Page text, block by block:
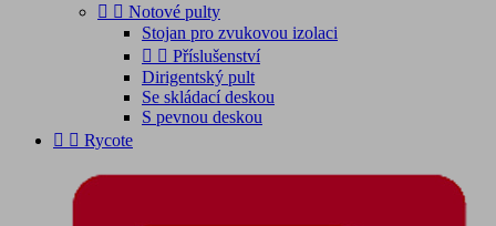
  Notové pulty
Stojan pro zvukovou izolaci
  Příslušenství
Dirigentský pult
Se skládací deskou
S pevnou deskou
  Rycote